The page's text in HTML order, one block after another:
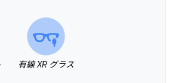
有線 XR グラス